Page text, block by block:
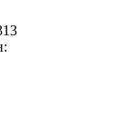
: